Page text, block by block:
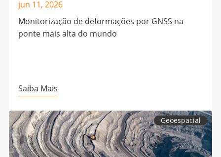
jun 11, 2026
Monitorização de deformações por GNSS na
ponte mais alta do mundo
Saiba Mais
Geoespacial